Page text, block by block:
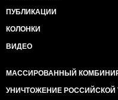
ПУБЛИКАЦИИ
КОЛОНКИ
ВИДЕО
МАССИРОВАННЫЙ
УНИЧТОЖЕНИЕ РОССИЙСКОЙ